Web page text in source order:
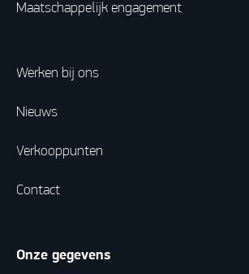
Maatschappelijk engagement
Werken bij ons
Nieuws
Verkooppunten
Contact
Onze gegevens